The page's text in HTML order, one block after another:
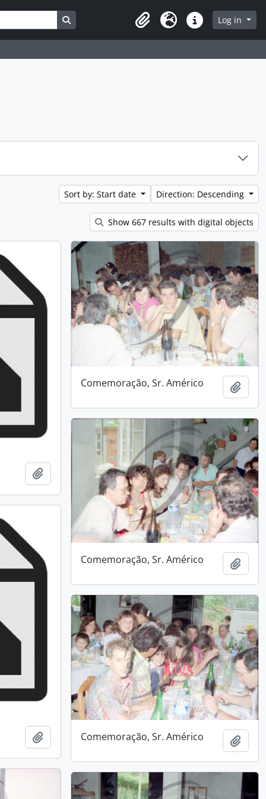
Search in browse page
ClipboardLanguageQuick linksLog in
Sort by: Start date Direction: Descending
Show 667 results with digital objects
Add to clipboard
Comemoração, Sr. Américo Add
Comemoração, Sr. Américo Add
Add to clipboardComemoração, Sr. Américo Add